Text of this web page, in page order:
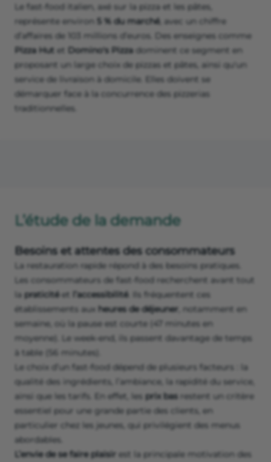
Le fast-food italien, axé sur la pizza et les pâtes,
représente environ 5 % du marché, avec un chiffre
d’affaires de 103 millions d’euros. Des enseignes comme
Pizza Hut et Domino's Pizzadominent ce segment en
proposant un large choix de pizzas et pâtes, ainsi qu'un
service de livraison à domicile. Elles doivent se
démarquer face à la concurrence des pizzerias
traditionnelles.
L’étude de la demande
Besoins et attentes des consommateurs
La restauration rapide répond à des besoins pratiques.
Les consommateurs de fast-food recherchent avant tout
la praticitéet l’accessibilité. Ils fréquentent ces
établissements aux heures de déjeuner , notamment en
semaine, où la pause est courte (47 minutes en
moyenne). Le week-end, ils passent davantage de temps
à table (56 minutes).
Le choix d’un fast-food dépend de plusieurs facteurs : la
qualité des ingrédients, l’ambiance, la rapidité du service,
ainsi que les tarifs. En effet, les prix bas restent un critère
essentiel pour une grande partie des clients, en
particulier chez les jeunes, qui privilégient des menus
abordables.
L’envie de se faire plaisir est la principale motivation des